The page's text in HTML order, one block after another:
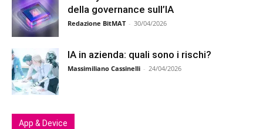
della governance sull’IA
Redazione BitMAT - 30/04/2026
IA in azienda: quali sono i rischi?
Massimiliano Cassinelli - 24/04/2026
App & Device